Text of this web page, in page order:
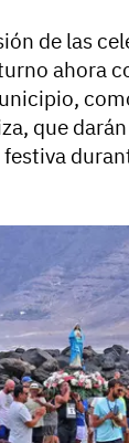
de las
ahora
que